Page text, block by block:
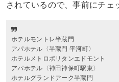
されているので、事前にチェ
ホテルモントレ半蔵門
アパホテル〈半蔵門 平河町〉
ホテルメトロポリタンエドモント
アパホテル〈神田神保町駅東〉
ホテルグランドアーク半蔵門